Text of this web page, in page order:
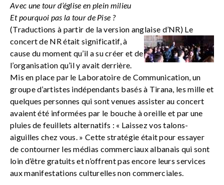
Avec une tour d’église en plein milieu
Et pourquoi pas la tour de Pise ?
(Traductions à partir de la version anglaise d’NR) Le
concert de NR était significatif, à
cause du moment qu’il a su créer et de
l’organisation qu’il y avait derrière.
Mis en place par le Laboratoire de Communication, un
groupe d’artistes indépendants basés à Tirana, les mille et
quelques personnes qui sont venues assister au concert
avaient été informées par le bouche à oreille et par une
pluies de feuillets alternatifs : « Laissez vos talons-
aiguilles chez vous. » Cette stratégie était pour essayer
de contourner les médias commerciaux albanais qui sont
loin d’être gratuits et n’offrent pas encore leurs services
aux manifestations culturelles non commerciales.